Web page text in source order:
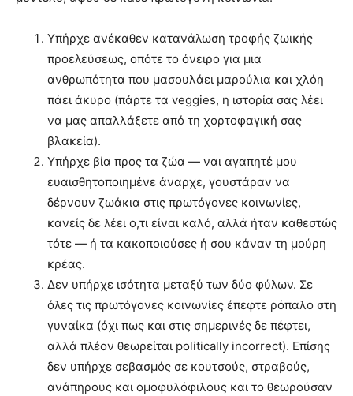
Υπήρχε ανέκαθεν κατανάλωση τροφής ζωικής
προελεύσεως, οπότε το όνειρο για μια
ανθρωπότητα που μασουλάει μαρούλια και χλόη
πάει άκυρο (πάρτε τα veggies, η ιστορία σας λέει
να μας απαλλάξετε από τη χορτοφαγική σας
βλακεία).
Υπήρχε βία προς τα ζώα — ναι αγαπητέ μου
ευαισθητοποιημένε άναρχε, γουστάραν να
δέρνουν ζωάκια στις πρωτόγονες κοινωνίες,
κανείς δε λέει ο,τι είναι καλό, αλλά ήταν καθεστώς
τότε — ή τα κακοποιούσες ή σου κάναν τη μούρη
κρέας.
Δεν υπήρχε ισότητα μεταξύ των δύο φύλων. Σε
όλες τις πρωτόγονες κοινωνίες έπεφτε ρόπαλο στη
γυναίκα (όχι πως και στις σημερινές δε πέφτει,
αλλά πλέον θεωρείται politically incorrect). Επίσης
δεν υπήρχε σεβασμός σε κουτσούς, στραβούς,
ανάπηρους και ομοφυλόφιλους και το θεωρούσαν